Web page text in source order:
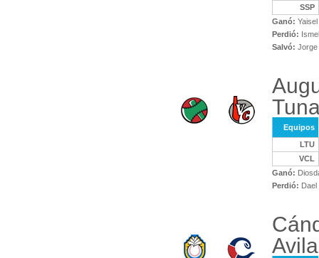
SSP
Ganó:
Perdió:
Salvó: Jorge
Equipos
LTU
VCL
Ganó:
Perdió: Dael